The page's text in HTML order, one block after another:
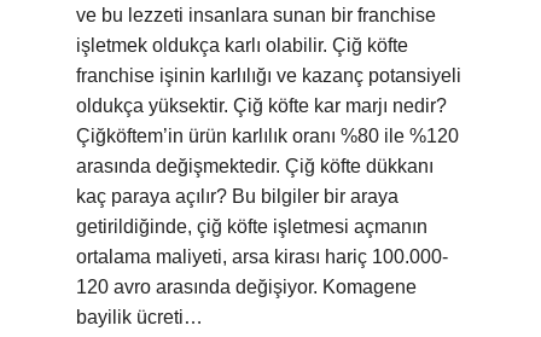
ve bu lezzeti insanlara sunan bir franchise
işletmek oldukça karlı olabilir. Çiğ köfte
franchise işinin karlılığı ve kazanç potansiyeli
oldukça yüksektir. Çiğ köfte kar marjı nedir?
Çiğköftem’in ürün karlılık oranı %80 ile %120
arasında değişmektedir. Çiğ köfte dükkanı
kaç paraya açılır? Bu bilgiler bir araya
getirildiğinde, çiğ köfte işletmesi açmanın
ortalama maliyeti, arsa kirası hariç 100.000-
120 avro arasında değişiyor. Komagene
bayilik ücreti…